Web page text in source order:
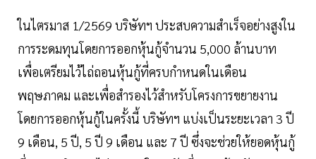
ในไตรมาส 1/2569 บริษัทฯ ประสบความสำเร็จอย่างสูงใน
การระดมทุนโดยการออกหุ้นกู้จำนวน 5,000 ล้านบาท
เพื่อเตรียมไว้ไถ่ถอนหุ้นกู้ที่ครบกำหนดในเดือน
พฤษภาคม และเพื่อสำรองไว้สำหรับโครงการขยายงาน
โดยการออกหุ้นกู้ในครั้งนี้ บริษัทฯ แบ่งเป็นระยะเวลา 3 ปี
9 เดือน, 5 ปี, 5 ปี 9 เดือน และ 7 ปี ซึ่งจะช่วยให้ยอดหุ้นกู้